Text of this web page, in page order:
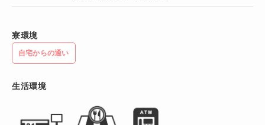
寮環境
自宅からの通い
生活環境